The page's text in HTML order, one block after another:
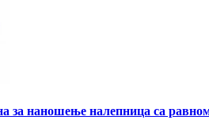
за наношење налепница са